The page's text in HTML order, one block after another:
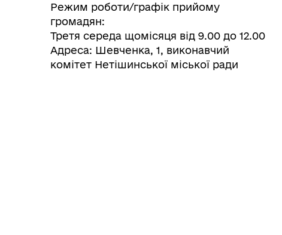
Режим роботи/графік прийому
громадян:
Третя середа щомісяця від 9.00 до 12.00
Адреса: Шевченка, 1, виконавчий
комітет Нетішинської міської ради